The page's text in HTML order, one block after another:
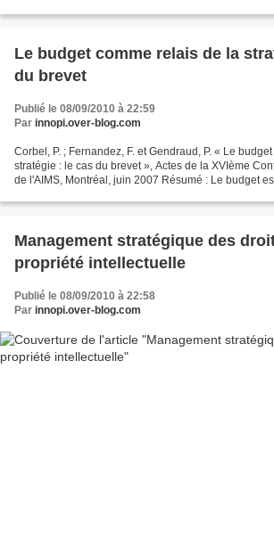
Le budget comme relais de la
du brevet
Publié le 08/09/2010 à 22:59
Par innopi.over-blog.com
Corbel, P. ; Fernandez, F. et Gendraud, P. « Le
stratégie : le cas du brevet », Actes de la XVIème
de l'AIMS, Montréal, juin 2007 Résumé : Le budget
Management stratégique des
propriété intellectuelle
Publié le 08/09/2010 à 22:58
Par innopi.over-blog.com